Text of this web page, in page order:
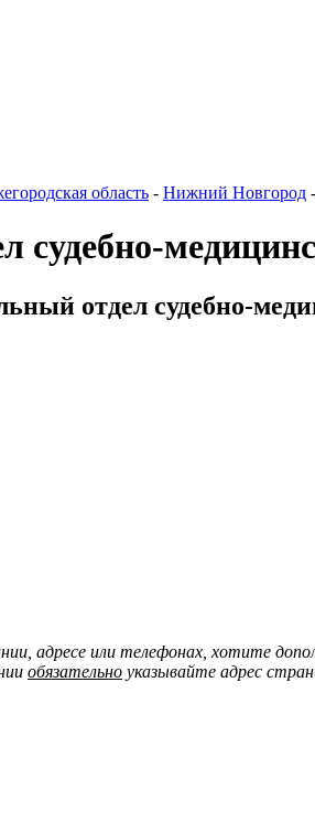
область - Нижний Новгород -
судебно-
отдел судебно-
адресе или телефонах, хотите
обязательно указывайте адрес